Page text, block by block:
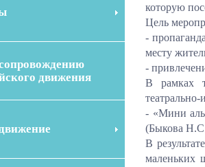
движения
которую
Цель
-
месту
-
В рамках
- «Мини
(Быкова
В
маленьких